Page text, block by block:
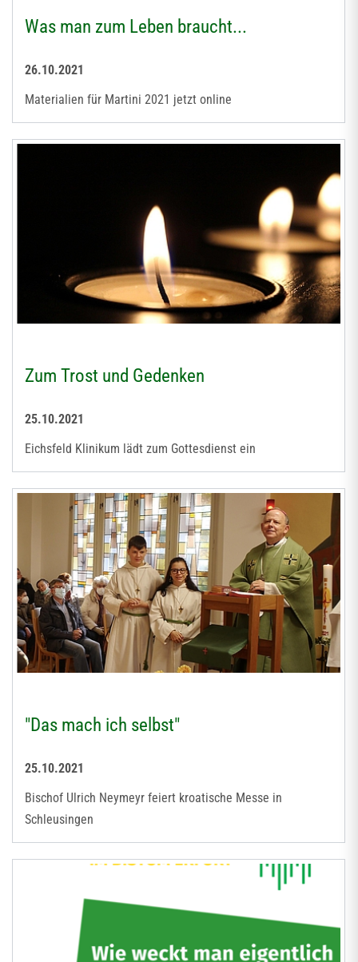
Was man zum Leben braucht...
26.10.2021
Materialien für Martini 2021 jetzt online
Zum Trost und Gedenken
25.10.2021
Eichsfeld Klinikum lädt zum Gottesdienst ein
"Das mach ich selbst"
25.10.2021
Bischof Ulrich Neymeyr feiert kroatische Messe in
Schleusingen